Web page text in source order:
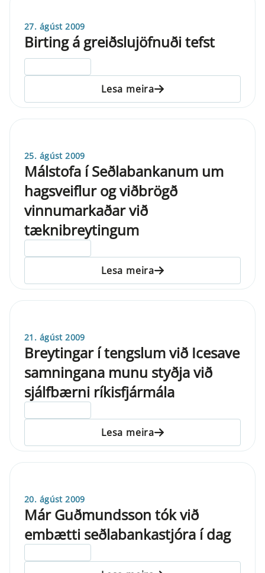
27. ágúst 2009
Birting á greiðslujöfnuði tefst
Lesa meira
25. ágúst 2009
Málstofa í Seðlabankanum um
hagsveiflur og viðbrögð
vinnumarkaðar við
tæknibreytingum
Lesa meira
21. ágúst 2009
Breytingar í tengslum við Icesave
samningana munu styðja við
sjálfbærni ríkisfjármála
Lesa meira
20. ágúst 2009
Már Guðmundsson tók við
embætti seðlabankastjóra í dag